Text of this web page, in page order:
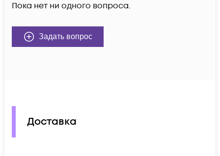
Пока нет ни одного вопроса.
Задать вопрос
Доставка